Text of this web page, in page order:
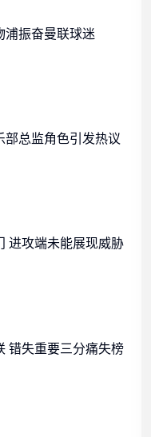
浦振奋曼联球迷
部总监角色引发热议
进攻端未能展现威胁
错失重要三分痛失榜